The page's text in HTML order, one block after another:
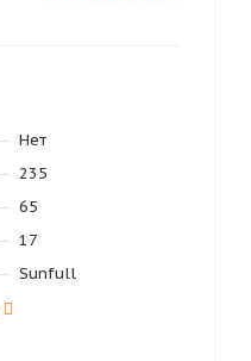
Нет
235
65
17
Sunfull